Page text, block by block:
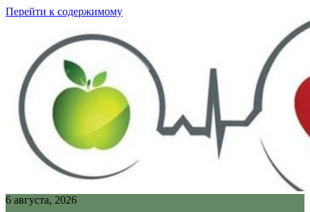
Перейти к содержимому
6 августа, 2026